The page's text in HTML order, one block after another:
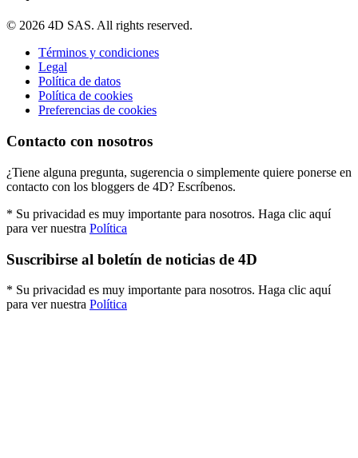
© 2026 4D SAS. All rights reserved.
Términos y condiciones
Legal
Política de datos
Política de cookies
Preferencias de cookies
Contacto con nosotros
¿Tiene alguna pregunta, sugerencia o simplemente quiere ponerse en
contacto con los bloggers de 4D? Escríbenos.
* Su privacidad es muy importante para nosotros. Haga clic aquí
para ver nuestra Política
Suscribirse al boletín de noticias de 4D
* Su privacidad es muy importante para nosotros. Haga clic aquí
para ver nuestra Política